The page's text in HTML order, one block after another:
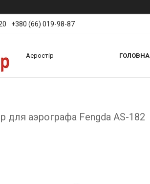
+380 (66) 019-98-87
Аеростір ГОЛОВНА
для аэрографа Fengda AS-182